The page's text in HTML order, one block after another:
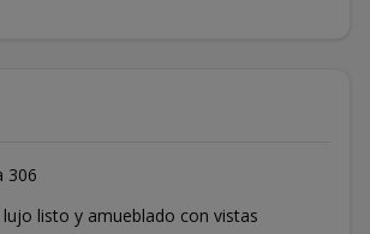
306
listo y amueblado con vistas